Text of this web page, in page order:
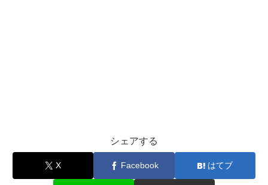
シェアする
X Facebook はてブ